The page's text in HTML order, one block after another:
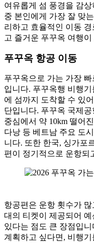
여유롭게 섬 풍경을 감
중 본인에게 가장 잘 맞
리하고 효율적인 이동
고 즐거운 푸꾸옥 여행
푸꾸옥 항공 이동
푸꾸옥으로 가는 가장
입니다. 푸꾸옥행 비행
에 섬까지 도착할 수 있
단입니다. 푸꾸옥 국제공
중심에서 약 10km 떨어
다낭 등 베트남 주요 도
니다. 또한 한국, 싱가포
편이 정기적으로 운항되
항공편은 운항 횟수가
대의 티켓이 제공되어
있다는 점도 큰 장점입
계획하고 싶다면, 비행기